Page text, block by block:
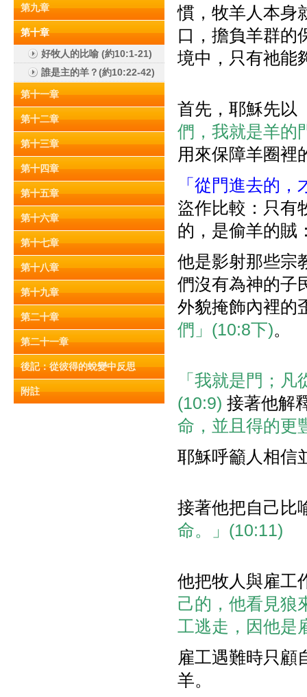
第九章
第十章
好牧人的比喻 (約10:1-21)
誰是主的羊？(約10:22-42)
第十一章
第十二章
第十三章
第十四章
第十五章
第十六章
第十七章
第十八章
第十九章
第二十章
第二十一章
後記：從彼得的蛻變中反思
附註
慣，牧羊人本身
口，擔負羊群的
境中，只有祂能
首先，耶穌先以
們，我就是羊的
用來保障羊圈裡
「從門進去的
盜作比較：只有
的，是偷羊的賊
他是影射那些宗
們沒有為神的子
外貌掩飾內裡的
們」(10:8下)。
「我就是門；
(10:9) 接著他解
命，並且得的更
耶穌呼籲人相信
接著他把自己比
命。」(10:11)
他把牧人與雇工
己的，他看見狼
工逃走，因他是
雇工遇難時只顧
羊。